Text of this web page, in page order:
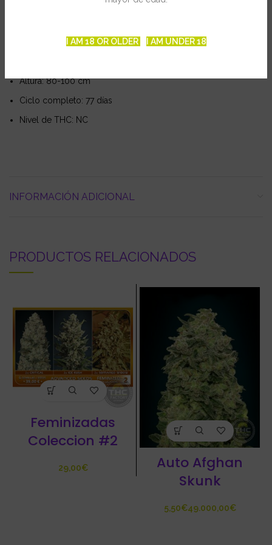
I AM 18 OR OLDER I AM UNDER 18
Tipo: Autofloreciente feminizada
Altura: 80-100 cm
Ciclo completo: 77 días
Nivel de THC: NC
INFORMACIÓN ADICIONAL
PRODUCTOS RELACIONADOS
Feminizadas
Coleccion #2
€
Auto Afghan
Skunk
€ €